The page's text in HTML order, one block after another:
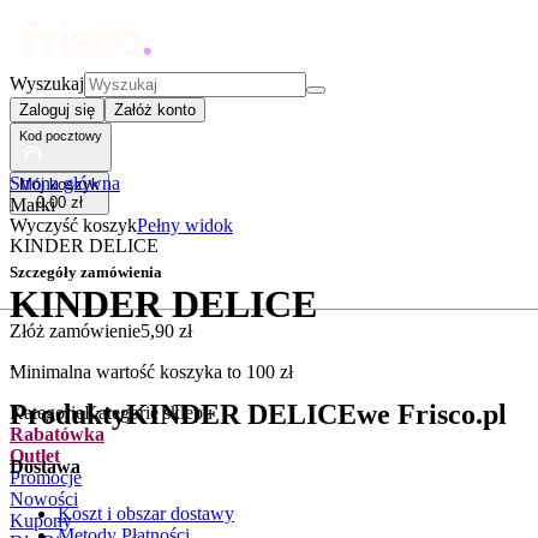
Wyszukaj
Zaloguj się Załóż konto
Kod pocztowy
Mój koszyk
0,00 zł
Wyczyść koszykPełny widok
Szczegóły zamówienia
Złóż zamówienie5,90 zł
Minimalna wartość koszyka to 100 zł
KategorieKategorie sklepu
Rabatówka
Outlet
Promocje
Nowości
Kupony
Strona główna
Marki
KINDER DELICE
KINDER DELICE
.
ProduktyKINDER DELICEwe Frisco.pl
Dostawa
Koszt i obszar dostawy